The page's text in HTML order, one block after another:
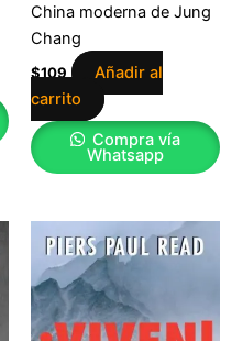
China moderna de Jung
Chang
$109
Añadir al
carrito
Compra vía
Whatsapp